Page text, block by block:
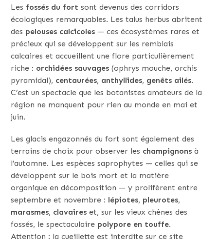
Lesfossés du fort sont devenus des corridors
écologiques remarquables. Les talus herbus abritent
des pelouses calcicoles — ces écosystèmes rares et
précieux qui se développent sur les remblais
calcaires et accueillent une flore particulièrement
riche : orchidées sauvages (ophrys mouche, orchis
pyramidal), centaurées, anthyllides, genêts ailés.
C’est un spectacle que les botanistes amateurs de la
région ne manquent pour rien au monde en mai et
juin.
Les glacis engazonnés du fort sont également des
terrains de choix pour observer les champignons à
l’automne. Les espèces saprophytes — celles qui se
développent sur le bois mort et la matière
organique en décomposition — y prolifèrent entre
septembre et novembre : lépiotes, pleurotes,
marasmes, clavaires et, sur les vieux chênes des
fossés, le spectaculaire polypore en touffe.
Attention : la cueillette est interdite sur ce site